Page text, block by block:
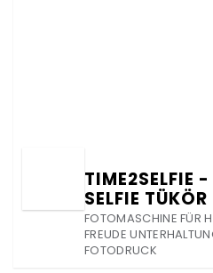
TIME2SELFIE
SELFIE TÜKÖR
FOTOMASCHINE FÜR
FREUDE
FOTODRUCK